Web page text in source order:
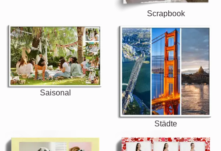
Scrapbook
Saisonal
Städte